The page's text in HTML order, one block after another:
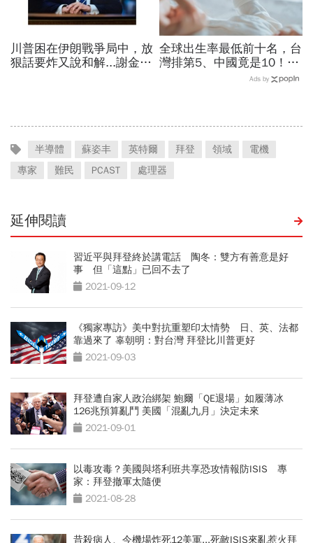
川普困在伊朗戰爭局中，放
狠話要炸又說和解...謝金河
全球出生率最低前十名，台
灣排第5、中國竟是10！亞
洲4國入榜「無聲危機」，
Ads by
半導體 蘇姿丰 英特爾 拜登 領域
電機
專家
難民 PCAST 處理器
延伸閱讀
習近平與拜登終於講電話 陶冬：雙方有善意是好
事 但「這點」已回不去了
2021-09-12
《獨家專訪》美中對抗重塑印太情勢 日、英、法都
靠過來了 辜朝明：對台灣 拜登比川普更好
2021-09-03
拜登遭自家人政治綁架 鮑爾「QE退場」如履薄冰
126兆預算亂鬥 美國「混亂九月」決定未來
2021-09-01
以毒攻毒？美國與塔利班共享恐攻情報防ISIS 專
家：拜登撤軍太隨便
2021-08-28
昔殺病人、今機場炸死12美軍...死敵ISIS來亂惹火拜